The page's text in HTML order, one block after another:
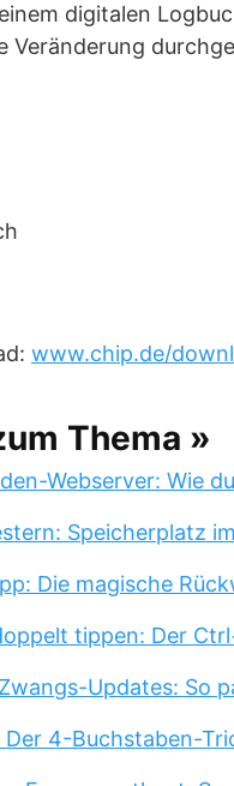
digitalen
Veränderung
www.chip.de/
Thema »
Webserver: Wie
Speicherplatz
Die magische
tippen: Der
Updates: So
4-Buchstaben-